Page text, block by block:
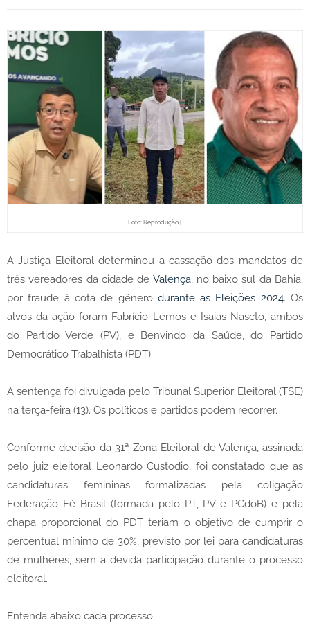
Foto: Reprodução |
A Justiça Eleitoral determinou a cassação dos mandatos de
três vereadores da cidade de Valença, no baixo sul da Bahia,
por fraude à cota de gênero durante as Eleições 2024. Os
alvos da ação foram Fabrício Lemos e Isaias Nascto, ambos
do Partido Verde (PV), e Benvindo da Saúde, do Partido
Democrático Trabalhista (PDT).
A sentença foi divulgada pelo Tribunal Superior Eleitoral (TSE)
na terça-feira (13). Os políticos e partidos podem recorrer.
Conforme decisão da 31ª Zona Eleitoral de Valença, assinada
pelo juiz eleitoral Leonardo Custodio, foi constatado que as
candidaturas femininas formalizadas pela coligação
Federação Fé Brasil (formada pelo PT, PV e PCdoB) e pela
chapa proporcional do PDT teriam o objetivo de cumprir o
percentual mínimo de 30%, previsto por lei para candidaturas
de mulheres, sem a devida participação durante o processo
eleitoral.
Entenda abaixo cada processo